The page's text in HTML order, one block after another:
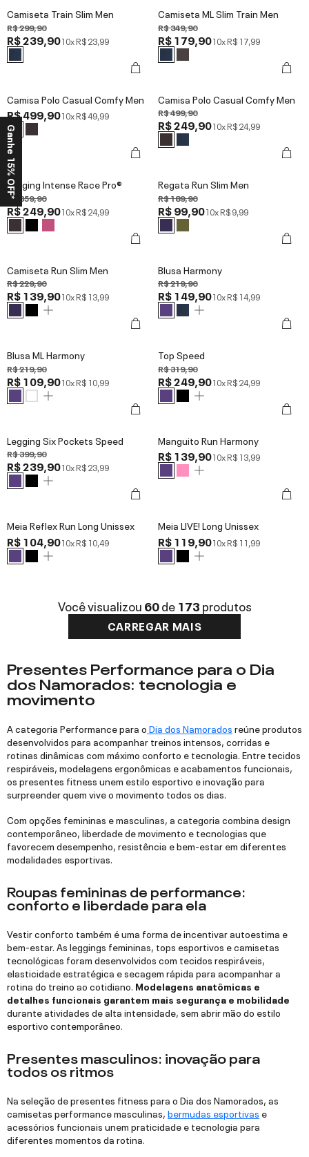
Camiseta Train Slim Men
R$ 299,90
R$ 239,9010xR$ 23,99
Camiseta ML Slim Train Men
R$ 349,90
R$ 179,9010xR$ 17,99
Camisa Polo Casual Comfy Men
R$ 499,9010xR$ 49,99
Camisa Polo Casual Comfy Men
R$ 499,90
R$ 249,9010xR$ 24,99
Legging Intense Race Pro®
R$ 359,90
R$ 249,9010xR$ 24,99
Regata Run Slim Men
R$ 189,90
R$ 99,9010xR$ 9,99
Camiseta Run Slim Men
R$ 229,90
R$ 139,9010xR$ 13,99
Blusa Harmony
R$ 219,90
R$ 149,9010xR$ 14,99
Blusa ML Harmony
R$ 219,90
R$ 109,9010xR$ 10,99
Top Speed
R$ 319,90
R$ 249,9010xR$ 24,99
Legging Six Pockets Speed
R$ 399,90
R$ 239,9010xR$ 23,99
Manguito Run Harmony
R$ 139,9010xR$ 13,99
Meia Reflex Run Long Unissex
R$ 104,9010xR$ 10,49
Meia LIVE! Long Unissex
R$ 119,9010xR$ 11,99
Você visualizou60de173produtos
CARREGAR MAIS
Presentes Performance para o Dia
dos Namorados: tecnologia e
movimento
A categoria Performance para o Dia dos Namorados reúne produtos
desenvolvidos para acompanhar treinos intensos, corridas e
rotinas dinâmicas com máximo conforto e tecnologia. Entre tecidos
respiráveis, modelagens ergonômicas e acabamentos funcionais,
os presentes fitness unem estilo esportivo e inovação para
surpreender quem vive o movimento todos os dias.
Com opções femininas e masculinas, a categoria combina design
contemporâneo, liberdade de movimento e tecnologias que
favorecem desempenho, resistência e bem-estar em diferentes
modalidades esportivas.
Roupas femininas de performance:
conforto e liberdade para ela
Vestir conforto também é uma forma de incentivar autoestima e
bem-estar. As leggings femininas, tops esportivos e camisetas
tecnológicas foram desenvolvidos com tecidos respiráveis,
elasticidade estratégica e secagem rápida para acompanhar a
rotina do treino ao cotidiano. Modelagens anatômicas e
detalhes funcionais garantem mais segurança e mobilidade
durante atividades de alta intensidade, sem abrir mão do estilo
esportivo contemporâneo.
Presentes masculinos: inovação para
todos os ritmos
Na seleção de presentes fitness para o Dia dos Namorados, as
camisetas performance masculinas, bermudas esportivas e
acessórios funcionais unem praticidade e tecnologia para
diferentes momentos da rotina.
Ganhe 15% OFF*